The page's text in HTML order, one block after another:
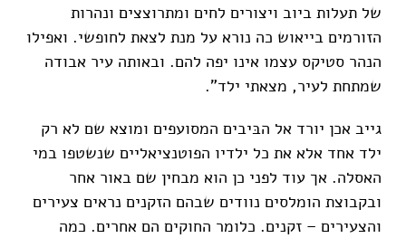
של תעלות ביוב ויצורים לחים ומתרוצצים ונהרות
הזורמים בייאוש כה נורא על מנת לצאת לחופשי. ואפילו
הנהר סטיקס עצמו אינו יפה להם. ובאותה עיר אבודה
שמתחת לעיר, מצאתי ילד".
גייב אכן יורד אל הבּיבים המסועפים ומוצא שם לא רק
ילד אחד אלא את כל ילדיו הפוטנציאליים שנשטפו במי
האסלה. אך עוד לפני כן הוא מבחין שם באור אחר
ובקבוצת הומלסים נוודים שבהם הזקנים נראים צעירים
והצעירים – זקנים. כלומר החוקים הם אחרים. כמה